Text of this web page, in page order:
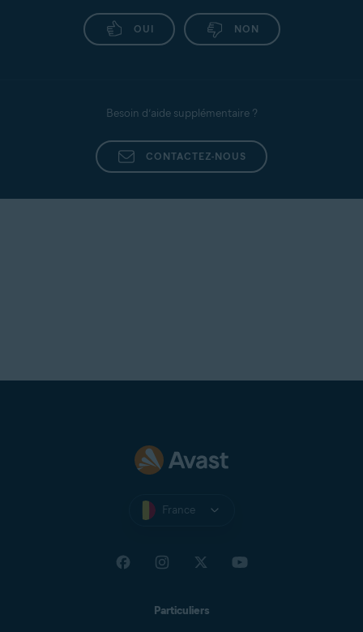
OUI NON
Besoin d’aide supplémentaire ?
CONTACTEZ-NOUS
France
Particuliers